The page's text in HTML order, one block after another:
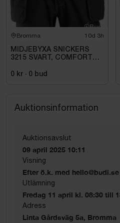
Bromma 10d 3h
MIDJEBYXA SNICKERS
3215 SVART, COMFORT
0 kr · 0 bud
Auktionsinformation
Auktionsavslut
09 april 2025 10:11
Visning
Efter ö.k. med hello@budi.se
Utlämning
Fredag 11 april kl. 08:30 till
Adress
Linta Gårdsväg 5a, Bromma